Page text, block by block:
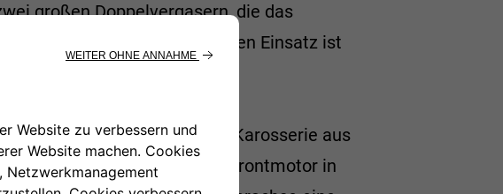
großen Doppelvergasern, die das
Für den spezifisch sportlichen Einsatz ist
ausgestattet.
bekleidet von einer Karosserie aus
wie bei der 1900er-Serie: Frontmotor in